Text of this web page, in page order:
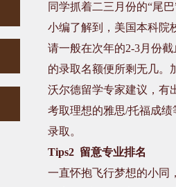
同学抓着二三月份的“尾
小编了解到，美国本科院
请一般在次年的2-3月份
的录取名额便所剩无几。
沃尔德留学专家建议，有
考取理想的雅思/托福成绩
录取。
Tips2 留意专业排名
一直怀抱飞行梦想的小同